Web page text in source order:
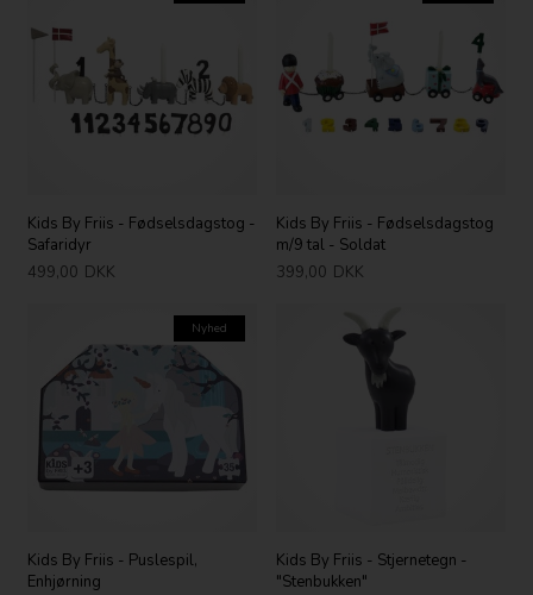
Kids By Friis - Fødselsdagstog -
Safaridyr
499,00 DKK
Kids By Friis - Fødselsdagstog
m/9 tal - Soldat
399,00 DKK
Nyhed
Kids By Friis - Puslespil,
Enhjørning
Kids By Friis - Stjernetegn -
"Stenbukken"